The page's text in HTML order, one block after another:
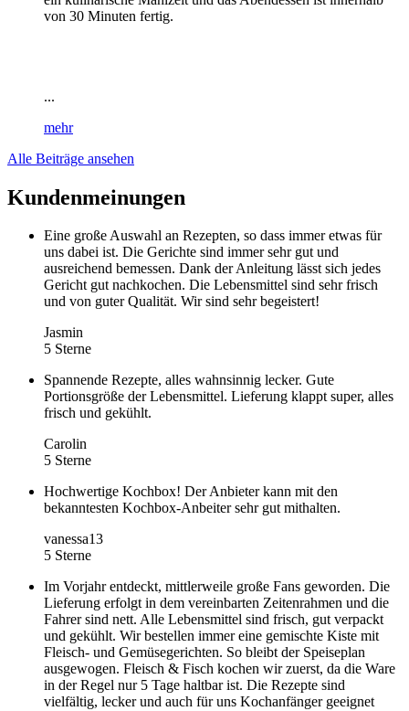
von 30 Minuten fertig.
...
mehr
Alle Beiträge ansehen
Kundenmeinungen
Eine große Auswahl an Rezepten, so dass immer etwas für
uns dabei ist. Die Gerichte sind immer sehr gut und
ausreichend bemessen. Dank der Anleitung lässt sich jedes
Gericht gut nachkochen. Die Lebensmittel sind sehr frisch
und von guter Qualität. Wir sind sehr begeistert!
Jasmin
5 Sterne
Spannende Rezepte, alles wahnsinnig lecker. Gute
Portionsgröße der Lebensmittel. Lieferung klappt super, alles
frisch und gekühlt.
Carolin
5 Sterne
Hochwertige Kochbox! Der Anbieter kann mit den
bekanntesten Kochbox-Anbeiter sehr gut mithalten.
vanessa13
5 Sterne
Im Vorjahr entdeckt, mittlerweile große Fans geworden. Die
Lieferung erfolgt in dem vereinbarten Zeitenrahmen und die
Fahrer sind nett. Alle Lebensmittel sind frisch, gut verpackt
und gekühlt. Wir bestellen immer eine gemischte Kiste mit
Fleisch- und Gemüsegerichten. So bleibt der Speiseplan
ausgewogen. Fleisch & Fisch kochen wir zuerst, da die Ware
in der Regel nur 5 Tage haltbar ist. Die Rezepte sind
vielfältig, lecker und auch für uns Kochanfänger geeignet